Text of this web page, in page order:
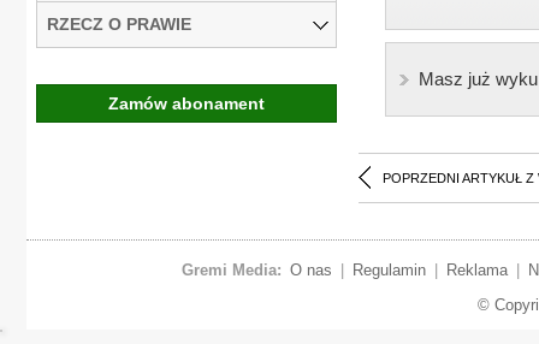
Masz już
POPRZEDNI ARTYKUŁ Z
RZECZ O PRAWIE
Zamów abonament
Gremi Media: O nas Regulamin Reklama
©